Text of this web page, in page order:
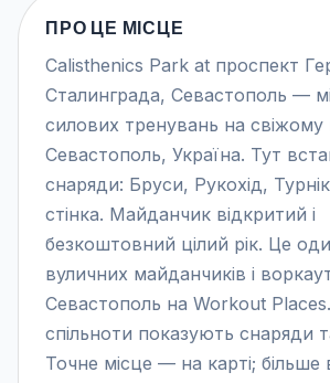
ПРО ЦЕ МІСЦЕ
Calisthenics Park at проспект
Сталинграда, Севастополь —
силових тренувань на свіжому
Севастополь, Україна. Тут
снаряди: Бруси, Рукохід,
стінка. Майданчик відкритий і
безкоштовний цілий рік. Це
вуличних майданчиків і
Севастополь на Workout
спільноти показують снаряди
Точне місце — на карті; більше